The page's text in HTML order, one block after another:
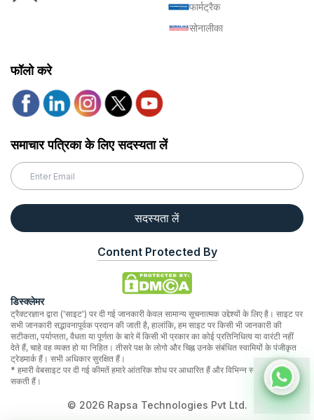
फार्मट्रैक
सोनालीका
फॉलो करे
समाचार पत्रिका के लिए सदस्यता लें
सदस्यता लें
Content Protected By
डिस्क्लेमर
ट्रैक्टरज्ञान द्वारा ('साइट') पर दी गई जानकारी केवल सामान्य सूचनात्मक उद्देश्यों के लिए है। साइट पर
सभी जानकारी सद्भावनापूर्वक प्रदान की जाती है, हालांकि, हम साइट पर किसी भी जानकारी की
सटीकता, पर्याप्तता, वैधता या पूर्णता के बारे में किसी भी प्रकार का कोई प्रतिनिधित्व या वारंटी नहीं
देते हैं, चाहे वह व्यक्त हो या निहित। तीसरे पक्ष के लोगो और चिह्न उनके संबंधित स्वामियों के पंजीकृत
ट्रेडमार्क हैं। सभी अधिकार सुरक्षित हैं।
* हमारी वेबसाइट पर दी गई कीमतें हमारे आंतरिक शोध पर आधारित हैं और विभिन्न स्थानों पर भिन्न हो
सकती हैं।
© 2026Rapsa Technologies Pvt Ltd.